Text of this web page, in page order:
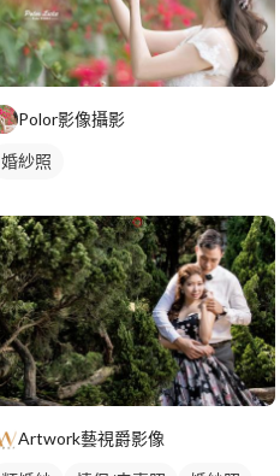
Polor影像攝影
婚紗照
Artwork藝視爵影像